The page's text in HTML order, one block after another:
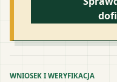
WNIOSEK I WERYFIKACJA